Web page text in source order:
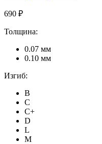
690 ₽
Толщина:
0.07 мм
0.10 мм
Изгиб:
B
C
C+
D
L
M